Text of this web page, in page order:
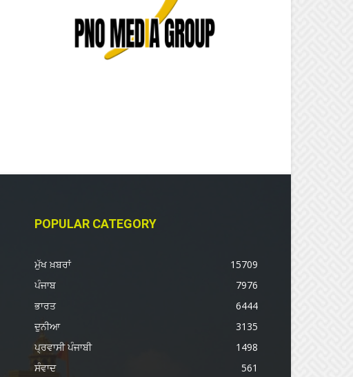
POPULAR CATEGORY
ਮੁੱਖ ਖ਼ਬਰਾਂ
15709
ਪੰਜਾਬ
7976
ਭਾਰਤ
6444
ਦੁਨੀਆ
3135
ਪ੍ਰਵਾਸੀ ਪੰਜਾਬੀ
1498
ਸੰਵਾਦ
561